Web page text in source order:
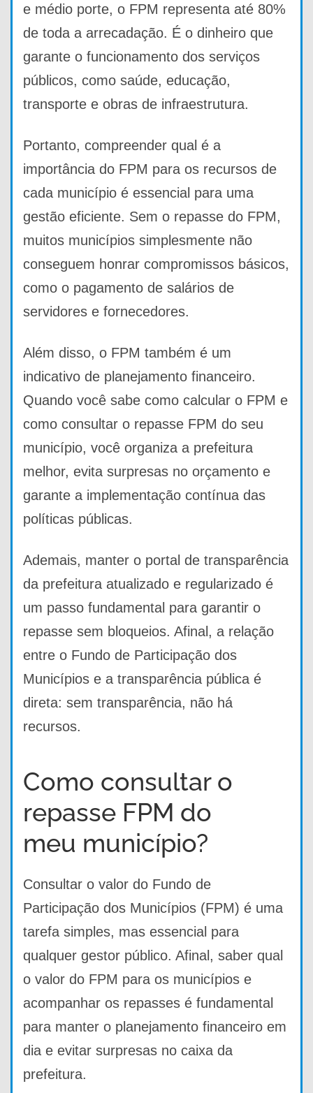
e médio porte, o FPM representa até 80%
de toda a arrecadação. É o dinheiro que
garante o funcionamento dos serviços
públicos, como saúde, educação,
transporte e obras de infraestrutura.
Portanto, compreender qual é a
importância do FPM para os recursos de
cada município é essencial para uma
gestão eficiente. Sem o repasse do FPM,
muitos municípios simplesmente não
conseguem honrar compromissos básicos,
como o pagamento de salários de
servidores e fornecedores.
Além disso, o FPM também é um
indicativo de planejamento financeiro.
Quando você sabe como calcular o FPM e
como consultar o repasse FPM do seu
município, você organiza a prefeitura
melhor, evita surpresas no orçamento e
garante a implementação contínua das
políticas públicas.
Ademais, manter o portal de transparência
da prefeitura atualizado e regularizado é
um passo fundamental para garantir o
repasse sem bloqueios. Afinal, a relação
entre o Fundo de Participação dos
Municípios e a transparência pública é
direta: sem transparência, não há
recursos.
Como consultar o
repasse FPM do
meu município?
Consultar o valor do Fundo de
Participação dos Municípios (FPM) é uma
tarefa simples, mas essencial para
qualquer gestor público. Afinal, saber qual
o valor do FPM para os municípios e
acompanhar os repasses é fundamental
para manter o planejamento financeiro em
dia e evitar surpresas no caixa da
prefeitura.